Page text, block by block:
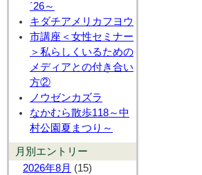
´26～
キダチアメリカフヨウ
市講座＜女性セミナー
＞私らしくいるための
メディアとの付き合い
方②
ノウゼンカズラ
なかむら散歩118～中
村公園夏まつり～
月別エントリー
2026年8月 (15)